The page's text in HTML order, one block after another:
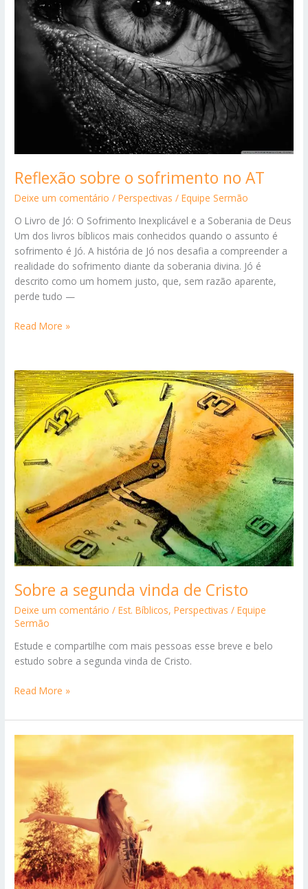
brasileira
Reflexão sobre o sofrimento no AT
Deixe um comentário /Perspectivas /Equipe Sermão
O Livro de Jó: O Sofrimento Inexplicável e a Soberania de Deus
Um dos livros bíblicos mais conhecidos quando o assunto é
sofrimento é Jó. A história de Jó nos desafia a compreender a
realidade do sofrimento diante da soberania divina. Jó é
descrito como um homem justo, que, sem razão aparente,
perde tudo —
Reflexão
sofrimento
no
AT
Read More »
Sobre a segunda vinda de Cristo
Deixe um comentário /Est. Bíblicos,Perspectivas /Equipe
Sermão
Estude e compartilhe com mais pessoas esse breve e belo
estudo sobre a segunda vinda de Cristo.
Sobre
segunda
vinda
Read More »